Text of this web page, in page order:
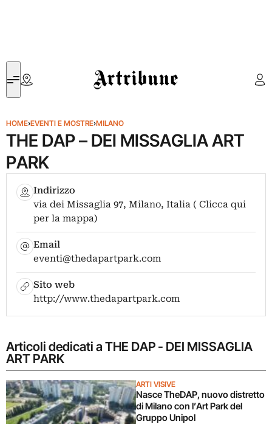
Artribune
HOME›EVENTI E MOSTRE›MILANO
THE DAP – DEI MISSAGLIA ART
PARK
Indirizzo
via dei Missaglia 97, Milano, Italia ( Clicca qui
per la mappa)
Email
eventi@thedapartpark.com
Sito web
http://www.thedapartpark.com
Articoli dedicati a THE DAP - DEI MISSAGLIA
ART PARK
ARTI VISIVE
Nasce TheDAP, nuovo distretto
di Milano con l’Art Park del
Gruppo Unipol